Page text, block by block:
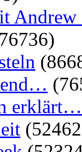
erklärt…